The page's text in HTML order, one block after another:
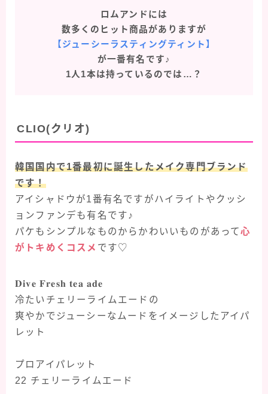
ロムアンドには
数多くのヒット商品がありますが
【ジューシーラスティングティント】
が一番有名です♪
1人1本は持っているのでは…？
CLIO(クリオ)
韓国国内で1番最初に誕生したメイク専門ブランド
です！
アイシャドウが1番有名ですがハイライトやクッシ
ョンファンデも有名です♪
パケもシンプルなものからかわいいものがあって心
がトキめくコスメ です♡
𝐃𝐢𝐯𝐞 𝐅𝐫𝐞𝐬𝐡 𝐭𝐞𝐚 𝐚𝐝𝐞
冷たいチェリーライムエードの
爽やかでジューシーなムードをイメージしたアイパ
レット
プロアイパレット
22 チェリーライムエード